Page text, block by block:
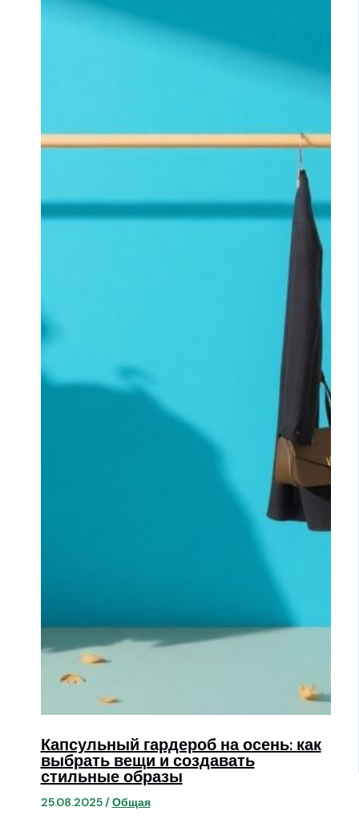
Капсульный гардероб на осень: как
выбрать вещи и создавать
стильные образы
25.08.2025/Общая